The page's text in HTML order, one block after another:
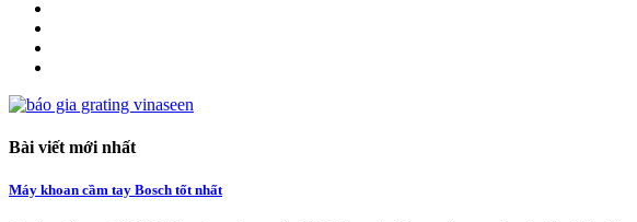
Bài viết mới nhất
Máy khoan cầm tay Bosch tốt nhất